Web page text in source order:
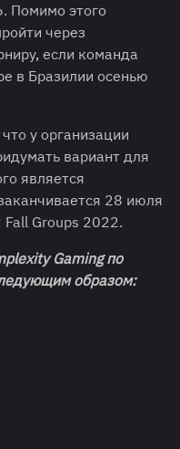
Помимо этого
через
если команда
в Бразилии осенью
у организации
вариант для
является
28 июля
Fall Groups 2022.
Gaming по
образом: